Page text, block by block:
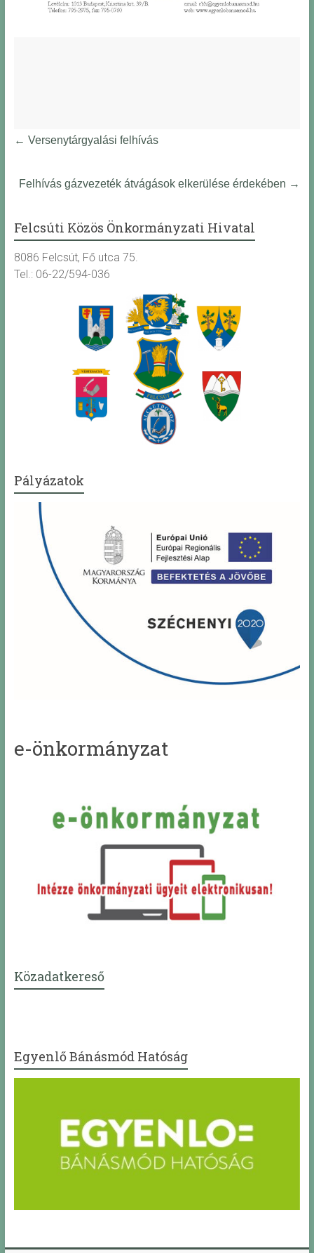
← Versenytárgyalási felhívás
Felhívás gázvezeték átvágások elkerülése érdekében →
Felcsúti Közös Önkormányzati Hivatal
8086 Felcsút, Fő utca 75.
Tel.: 06-22/594-036
Pályázatok
e-önkormányzat
Közadatkereső
Egyenlő Bánásmód Hatóság